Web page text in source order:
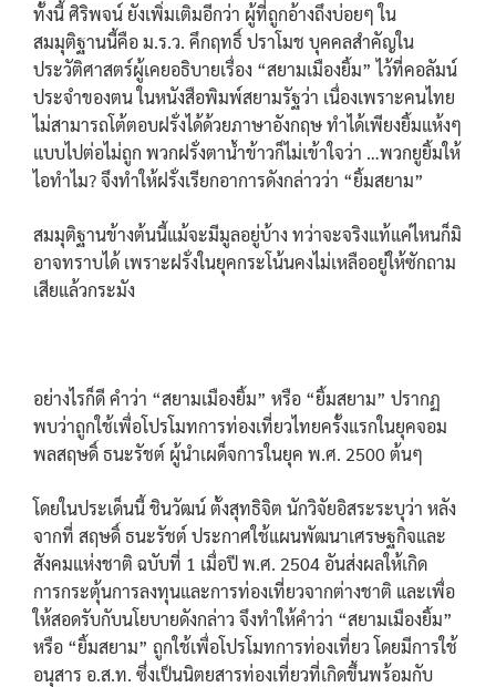
ทั้งนี้ ศิริพจน์ ยังเพิ่มเติมอีกว่า ผู้ที่ถูกอ้างถึงบ่อยๆ ใน
สมมุติฐานนี้คือ ม.ร.ว. คึกฤทธิ์ ปราโมช บุคคลสำคัญใน
ประวัติศาสตร์ผู้เคยอธิบายเรื่อง “สยามเมืองยิ้ม” ไว้ที่คอลัมน์
ประจำของตน ในหนังสือพิมพ์สยามรัฐว่า เนื่องเพราะคนไทย
ไม่สามารถโต้ตอบฝรั่งได้ด้วยภาษาอังกฤษ ทำได้เพียงยิ้มแห้งๆ
แบบไปต่อไม่ถูก พวกฝรั่งตาน้ำข้าวก็ไม่เข้าใจว่า …พวกยูยิ้มให้
ไอทำไม? จึงทำให้ฝรั่งเรียกอาการดังกล่าวว่า “ยิ้มสยาม”
สมมุติฐานข้างต้นนี้แม้จะมีมูลอยู่บ้าง ทว่าจะจริงแท้แค่ไหนก็มิ
อาจทราบได้ เพราะฝรั่งในยุคกระโน้นคงไม่เหลืออยู่ให้ซักถาม
เสียแล้วกระมัง
อย่างไรก็ดี คำว่า “สยามเมืองยิ้ม” หรือ “ยิ้มสยาม” ปรากฏ
พบว่าถูกใช้เพื่อโปรโมทการท่องเที่ยวไทยครั้งแรกในยุคจอม
พลสฤษดิ์ ธนะรัชต์ ผู้นำเผด็จการในยุค พ.ศ. 2500 ต้นๆ
โดยในประเด็นนี้ ชินวัฒน์ ตั้งสุทธิจิต นักวิจัยอิสระระบุว่า หลัง
จากที่ สฤษดิ์ ธนะรัชต์ ประกาศใช้แผนพัฒนาเศรษฐกิจและ
สังคมแห่งชาติ ฉบับที่ 1 เมื่อปี พ.ศ. 2504 อันส่งผลให้เกิด
การกระตุ้นการลงทุนและการท่องเที่ยวจากต่างชาติ และเพื่อ
ให้สอดรับกับนโยบายดังกล่าว จึงทำให้คำว่า “สยามเมืองยิ้ม”
หรือ “ยิ้มสยาม” ถูกใช้เพื่อโปรโมทการท่องเที่ยว โดยมีการใช้
อนุสาร อ.ส.ท. ซึ่งเป็นนิตยสารท่องเที่ยวที่เกิดขึ้นพร้อมกับ